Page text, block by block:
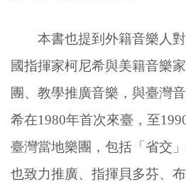
本書也提到外籍音樂人對
國指揮家柯尼希與美籍音樂
團、教學推廣音樂，與臺灣
希在1980年首次來臺，至
臺灣當地樂團，包括「省交
也致力推廣、指揮貝多芬、